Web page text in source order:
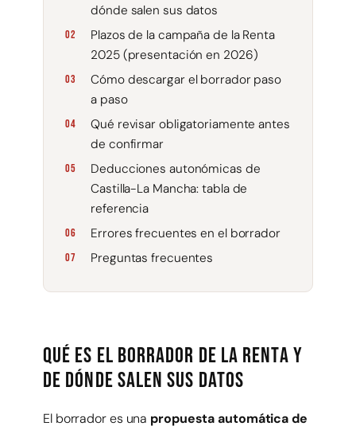
dónde salen sus datos
Plazos de la campaña de la Renta
2025 (presentación en 2026)
Cómo descargar el borrador paso
a paso
Qué revisar obligatoriamente antes
de confirmar
Deducciones autonómicas de
Castilla-La Mancha: tabla de
referencia
Errores frecuentes en el borrador
Preguntas frecuentes
Qué es el borrador de la Renta y
de dónde salen sus datos
El borrador es una propuesta automática de